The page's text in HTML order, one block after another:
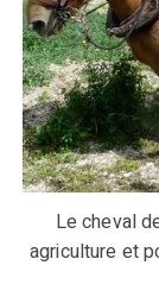
Le cheval
agriculture et